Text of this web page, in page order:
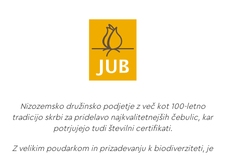
Nizozemsko družinsko podjetje z več kot 100-letno
tradicijo skrbi za pridelavo najkvalitetnejših čebulic, kar
potrjujejo tudi številni certifikati.
Z velikim poudarkom in prizadevanju k biodiverziteti, je